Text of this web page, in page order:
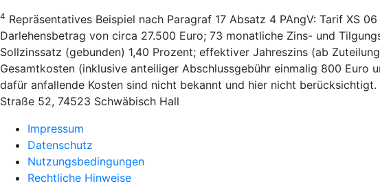
4 Repräsentatives Beispiel nach Paragraf 17 Absatz 4 PAngV: Tarif XS
Darlehensbetrag von circa 27.500 Euro; 73 monatliche Zins- und
Sollzinssatz (gebunden) 1,40 Prozent; effektiver Jahreszins (ab
Gesamtkosten (inklusive anteiliger Abschlussgebühr einmalig 800 Euro
dafür anfallende Kosten sind nicht bekannt und hier nicht
Straße 52, 74523 Schwäbisch Hall
Impressum
Datenschutz
Nutzungsbedingungen
Rechtliche Hinweise